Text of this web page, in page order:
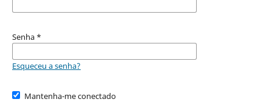
Senha *
Esqueceu a senha?
Mantenha-me conectado